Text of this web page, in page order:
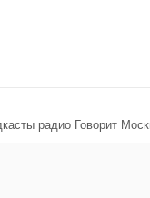
радио Говорит